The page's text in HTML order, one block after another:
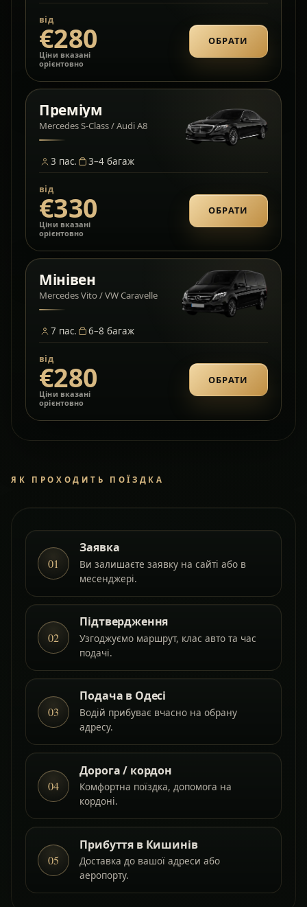
від
€280
Ціни вказані
орієнтовно
ОБРАТИ
Преміум
Mercedes S-Class / Audi A8
3 пас. 3–4 багаж
від
€330
Ціни вказані
орієнтовно
ОБРАТИ
Мінівен
Mercedes Vito / VW Caravelle
7 пас. 6–8 багаж
від
€280
Ціни вказані
орієнтовно
ОБРАТИ
ЯК ПРОХОДИТЬ ПОЇЗДКА
01
Заявка
Ви залишаєте заявку на сайті або в
месенджері.
02
Підтвердження
Узгоджуємо маршрут, клас авто та час
подачі.
03
Подача в Одесі
Водій прибуває вчасно на обрану
адресу.
04
Дорога / кордон
Комфортна поїздка, допомога на
кордоні.
05
Прибуття в Кишинів
Доставка до вашої адреси або
аеропорту.